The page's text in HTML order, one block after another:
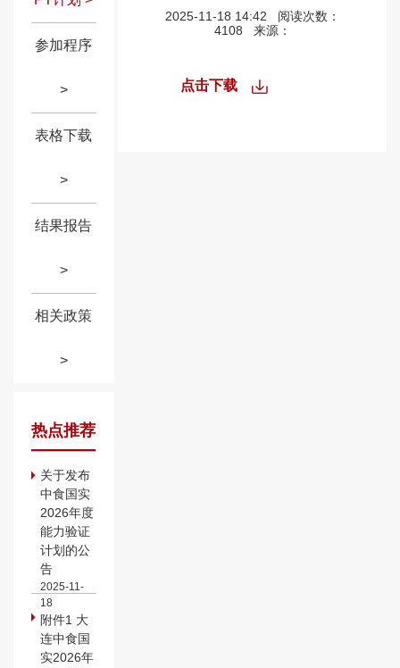
参加程序
>
表格下载
>
结果报告
>
相关政策
>
热点推荐
关于发布
中食国实
2026年度
能力验证
计划的公
告
2025-11-
18
附件1 大
连中食国
实2026年
2025-11-18 14:42
阅读次数：
4108
来源：
点击下载